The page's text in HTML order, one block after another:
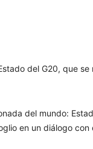
del G20, que se
del mundo:
en un diálogo